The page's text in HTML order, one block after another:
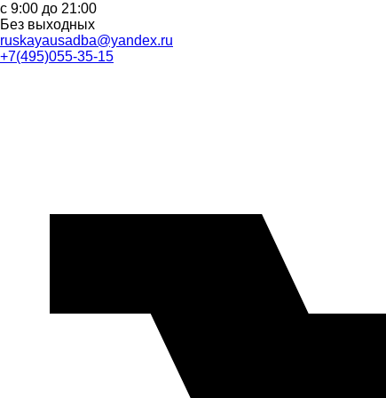
с 9:00 до 21:00
Без выходных
ruskayausadba@yandex.ru
+7(495)055-35-15